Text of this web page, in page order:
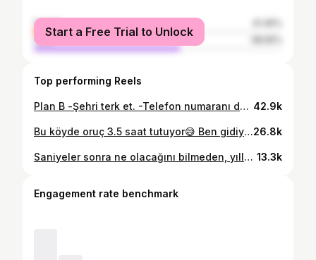
female
male
Start a Free Trial to Unlock
Top performing Reels
Plan B -Şehri terk et. -Telefon numaranı değiştir. -Yeni insanlar keşfet. -Hayata sıfırdan başla. #seyahat #keşfetteyiz #reels #ankara #gezgin 42.9k
Bu köyde oruç 3.5 saat tutuyor😅 Ben gidiyorum arkadaşlar 😂 . . . . . #keşfetteyim #keşfetteyiz #reels #oruç #ramazanayı26.8k
Saniyeler sonra ne olacağını bilmeden, yıllar sonrasının hayalini kuruyoruz… . . . . . . #reels #keşfetteyim #keşfet #gezgin #seyahat 13.3k
Engagement rate benchmark